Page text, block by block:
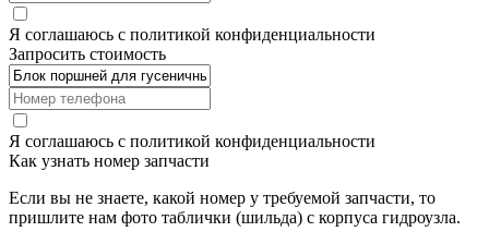
Я соглашаюсь с политикой конфиденциальности
Запросить стоимость
Я соглашаюсь с политикой конфиденциальности
Как узнать номер запчасти
Если вы не знаете, какой номер у требуемой запчасти, то
пришлите нам фото таблички (шильда) с корпуса гидроузла.